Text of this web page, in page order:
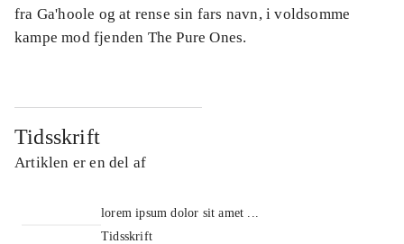
fra Ga'hoole og at rense sin fars navn, i voldsomme
kampe mod fjenden The Pure Ones.
Tidsskrift
Artiklen er en del af
lorem ipsum dolor sit amet ...
Tidsskrift